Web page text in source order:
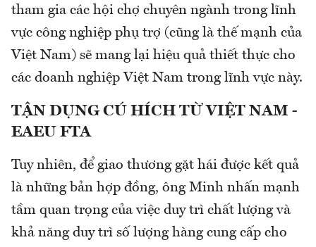
tham gia các hội chợ chuyên ngành trong lĩnh
vực công nghiệp phụ trợ (cũng là thế mạnh của
Việt Nam) sẽ mang lại hiệu quả thiết thực cho
các doanh nghiệp Việt Nam trong lĩnh vực này.
TẬN DỤNG CÚ HÍCH TỪ VIỆT NAM -
EAEU FTA
Tuy nhiên, để giao thương gặt hái được kết quả
là những bản hợp đồng, ông Minh nhấn mạnh
tầm quan trọng của việc duy trì chất lượng và
khả năng duy trì số lượng hàng cung cấp cho